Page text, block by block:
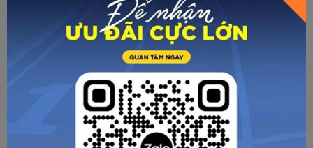
CÁC BÀI VIẾT KHÁC